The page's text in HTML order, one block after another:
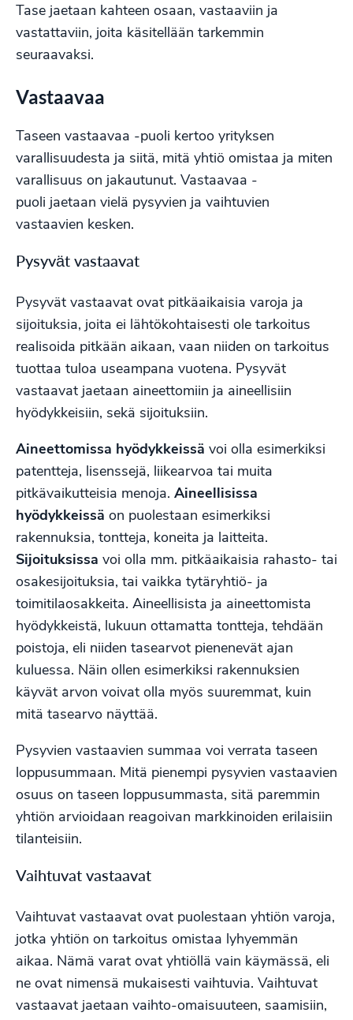
Tase jaetaan kahteen osaan, vastaaviin ja
vastattaviin, joita käsitellään tarkemmin
seuraavaksi.
Vastaavaa
Taseen vastaavaa -puoli kertoo yrityksen
varallisuudesta ja siitä, mitä yhtiö omistaa ja miten
varallisuus on jakautunut. Vastaavaa -
puoli jaetaan vielä pysyvien ja vaihtuvien
vastaavien kesken.
Pysyvät vastaavat
Pysyvät vastaavat ovat pitkäaikaisia varoja ja
sijoituksia, joita ei lähtökohtaisesti ole tarkoitus
realisoida pitkään aikaan, vaan niiden on tarkoitus
tuottaa tuloa useampana vuotena. Pysyvät
vastaavat jaetaan aineettomiin ja aineellisiin
hyödykkeisiin, sekä sijoituksiin.
Aineettomissa hyödykkeissä voi olla esimerkiksi
patentteja, lisenssejä, liikearvoa tai muita
pitkävaikutteisia menoja. Aineellisissa
hyödykkeissä on puolestaan esimerkiksi
rakennuksia, tontteja, koneita ja laitteita.
Sijoituksissa voi olla mm. pitkäaikaisia rahasto- tai
osakesijoituksia, tai vaikka tytäryhtiö- ja
toimitilaosakkeita. Aineellisista ja aineettomista
hyödykkeistä, lukuun ottamatta tontteja, tehdään
poistoja, eli niiden tasearvot pienenevät ajan
kuluessa. Näin ollen esimerkiksi rakennuksien
käyvät arvon voivat olla myös suuremmat, kuin
mitä tasearvo näyttää.
Pysyvien vastaavien summaa voi verrata taseen
loppusummaan. Mitä pienempi pysyvien vastaavien
osuus on taseen loppusummasta, sitä paremmin
yhtiön arvioidaan reagoivan markkinoiden erilaisiin
tilanteisiin.
Vaihtuvat vastaavat
Vaihtuvat vastaavat ovat puolestaan yhtiön varoja,
jotka yhtiön on tarkoitus omistaa lyhyemmän
aikaa. Nämä varat ovat yhtiöllä vain käymässä, eli
ne ovat nimensä mukaisesti vaihtuvia. Vaihtuvat
vastaavat jaetaan vaihto-omaisuuteen, saamisiin,